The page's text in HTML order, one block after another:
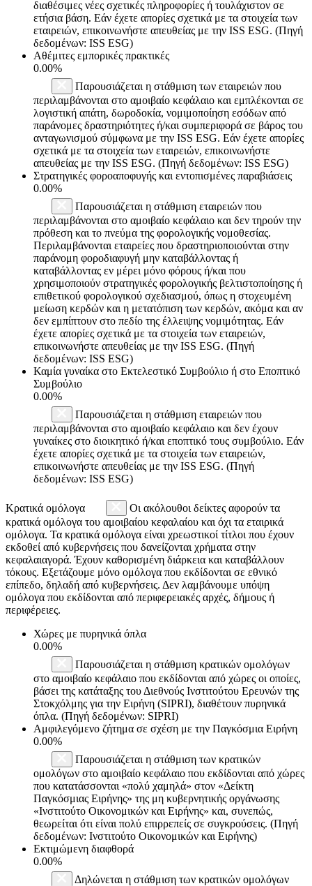
διαθέσιμες νέες σχετικές πληροφορίες ή τουλάχιστον σε
ετήσια βάση. Εάν έχετε απορίες σχετικά με τα στοιχεία των
εταιρειών, επικοινωνήστε απευθείας με την ISS ESG. (Πηγή
δεδομένων: ISS ESG)
Αθέμιτες εμπορικές πρακτικές
0.00%
Παρουσιάζεται η στάθμιση των εταιρειών που
περιλαμβάνονται στο αμοιβαίο κεφάλαιο και εμπλέκονται σε
λογιστική απάτη, δωροδοκία, νομιμοποίηση εσόδων από
παράνομες δραστηριότητες ή/και συμπεριφορά σε βάρος του
ανταγωνισμού σύμφωνα με την ISS ESG. Εάν έχετε απορίες
σχετικά με τα στοιχεία των εταιρειών, επικοινωνήστε
απευθείας με την ISS ESG. (Πηγή δεδομένων: ISS ESG)
Στρατηγικές φοροαποφυγής και εντοπισμένες παραβιάσεις
0.00%
Παρουσιάζεται η στάθμιση εταιρειών που
περιλαμβάνονται στο αμοιβαίο κεφάλαιο και δεν τηρούν την
πρόθεση και το πνεύμα της φορολογικής νομοθεσίας.
Περιλαμβάνονται εταιρείες που δραστηριοποιούνται στην
παράνομη φοροδιαφυγή μην καταβάλλοντας ή
καταβάλλοντας εν μέρει μόνο φόρους ή/και που
χρησιμοποιούν στρατηγικές φορολογικής βελτιστοποίησης ή
επιθετικού φορολογικού σχεδιασμού, όπως η στοχευμένη
μείωση κερδών και η μετατόπιση των κερδών, ακόμα και αν
δεν εμπίπτουν στο πεδίο της έλλειψης νομιμότητας. Εάν
έχετε απορίες σχετικά με τα στοιχεία των εταιρειών,
επικοινωνήστε απευθείας με την ISS ESG. (Πηγή
δεδομένων: ISS ESG)
Καμία γυναίκα στο Εκτελεστικό Συμβούλιο ή στο Εποπτικό
Συμβούλιο
0.00%
Παρουσιάζεται η στάθμιση εταιρειών που
περιλαμβάνονται στο αμοιβαίο κεφάλαιο και δεν έχουν
γυναίκες στο διοικητικό ή/και εποπτικό τους συμβούλιο. Εάν
έχετε απορίες σχετικά με τα στοιχεία των εταιρειών,
επικοινωνήστε απευθείας με την ISS ESG. (Πηγή
δεδομένων: ISS ESG)
Κρατικά ομόλογα
Οι ακόλουθοι δείκτες αφορούν τα
κρατικά ομόλογα του αμοιβαίου κεφαλαίου και όχι τα εταιρικά
ομόλογα. Τα κρατικά ομόλογα είναι χρεωστικοί τίτλοι που έχουν
εκδοθεί από κυβερνήσεις που δανείζονται χρήματα στην
κεφαλαιαγορά. Έχουν καθορισμένη διάρκεια και καταβάλλουν
τόκους. Εξετάζουμε μόνο ομόλογα που εκδίδονται σε εθνικό
επίπεδο, δηλαδή από κυβερνήσεις. Δεν λαμβάνουμε υπόψη
ομόλογα που εκδίδονται από περιφερειακές αρχές, δήμους ή
περιφέρειες.
Χώρες με πυρηνικά όπλα
0.00%
Παρουσιάζεται η στάθμιση κρατικών ομολόγων
στο αμοιβαίο κεφάλαιο που εκδίδονται από χώρες οι οποίες,
βάσει της κατάταξης του Διεθνούς Ινστιτούτου Ερευνών της
Στοκχόλμης για την Ειρήνη (SIPRI), διαθέτουν πυρηνικά
όπλα. (Πηγή δεδομένων: SIPRI)
Αμφιλεγόμενο ζήτημα σε σχέση με την Παγκόσμια Ειρήνη
0.00%
Παρουσιάζεται η στάθμιση των κρατικών
ομολόγων στο αμοιβαίο κεφάλαιο που εκδίδονται από χώρες
που κατατάσσονται «πολύ χαμηλά» στον «Δείκτη
Παγκόσμιας Ειρήνης» της μη κυβερνητικής οργάνωσης
«Ινστιτούτο Οικονομικών και Ειρήνης» και, συνεπώς,
θεωρείται ότι είναι πολύ επιρρεπείς σε συγκρούσεις. (Πηγή
δεδομένων: Ινστιτούτο Οικονομικών και Ειρήνης)
Εκτιμώμενη διαφθορά
0.00%
Δηλώνεται η στάθμιση των κρατικών ομολόγων